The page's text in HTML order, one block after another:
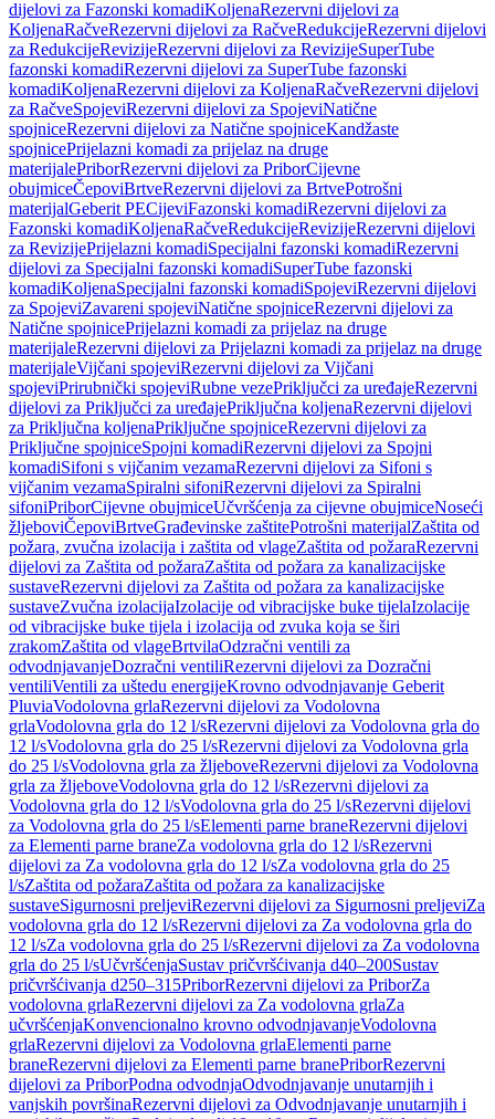
dijelovi za Fazonski komadiKoljenaRezervni dijelovi za
KoljenaRačveRezervni dijelovi za RačveRedukcijeRezervni dijelovi
za RedukcijeRevizijeRezervni dijelovi za RevizijeSuperTube
fazonski komadiRezervni dijelovi za SuperTube fazonski
komadiKoljenaRezervni dijelovi za KoljenaRačveRezervni dijelovi
za RačveSpojeviRezervni dijelovi za SpojeviNatične
spojniceRezervni dijelovi za Natične spojniceKandžaste
spojnicePrijelazni komadi za prijelaz na druge
materijalePriborRezervni dijelovi za PriborCijevne
obujmiceČepoviBrtveRezervni dijelovi za BrtvePotrošni
materijalGeberit PECijeviFazonski komadiRezervni dijelovi za
Fazonski komadiKoljenaRačveRedukcijeRevizijeRezervni dijelovi
za RevizijePrijelazni komadiSpecijalni fazonski komadiRezervni
dijelovi za Specijalni fazonski komadiSuperTube fazonski
komadiKoljenaSpecijalni fazonski komadiSpojeviRezervni dijelovi
za SpojeviZavareni spojeviNatične spojniceRezervni dijelovi za
Natične spojnicePrijelazni komadi za prijelaz na druge
materijaleRezervni dijelovi za Prijelazni komadi za prijelaz na druge
materijaleVijčani spojeviRezervni dijelovi za Vijčani
spojeviPrirubnički spojeviRubne vezePriključci za uređajeRezervni
dijelovi za Priključci za uređajePriključna koljenaRezervni dijelovi
za Priključna koljenaPriključne spojniceRezervni dijelovi za
Priključne spojniceSpojni komadiRezervni dijelovi za Spojni
komadiSifoni s vijčanim vezamaRezervni dijelovi za Sifoni s
vijčanim vezamaSpiralni sifoniRezervni dijelovi za Spiralni
sifoniPriborCijevne obujmiceUčvršćenja za cijevne obujmiceNoseći
žljeboviČepoviBrtveGrađevinske zaštitePotrošni materijalZaštita od
požara, zvučna izolacija i zaštita od vlageZaštita od požaraRezervni
dijelovi za Zaštita od požaraZaštita od požara za kanalizacijske
sustaveRezervni dijelovi za Zaštita od požara za kanalizacijske
sustaveZvučna izolacijaIzolacije od vibracijske buke tijelaIzolacije
od vibracijske buke tijela i izolacija od zvuka koja se širi
zrakomZaštita od vlageBrtvilaOdzračni ventili za
odvodnjavanjeDozračni ventiliRezervni dijelovi za Dozračni
ventiliVentili za uštedu energijeKrovno odvodnjavanje Geberit
PluviaVodolovna grlaRezervni dijelovi za Vodolovna
grlaVodolovna grla do 12 l/sRezervni dijelovi za Vodolovna grla do
12 l/sVodolovna grla do 25 l/sRezervni dijelovi za Vodolovna grla
do 25 l/sVodolovna grla za žljeboveRezervni dijelovi za Vodolovna
grla za žljeboveVodolovna grla do 12 l/sRezervni dijelovi za
Vodolovna grla do 12 l/sVodolovna grla do 25 l/sRezervni dijelovi
za Vodolovna grla do 25 l/sElementi parne braneRezervni dijelovi
za Elementi parne braneZa vodolovna grla do 12 l/sRezervni
dijelovi za Za vodolovna grla do 12 l/sZa vodolovna grla do 25
l/sZaštita od požaraZaštita od požara za kanalizacijske
sustaveSigurnosni preljeviRezervni dijelovi za Sigurnosni preljeviZa
vodolovna grla do 12 l/sRezervni dijelovi za Za vodolovna grla do
12 l/sZa vodolovna grla do 25 l/sRezervni dijelovi za Za vodolovna
grla do 25 l/sUčvršćenjaSustav pričvršćivanja d40–200Sustav
pričvršćivanja d250–315PriborRezervni dijelovi za PriborZa
vodolovna grlaRezervni dijelovi za Za vodolovna grlaZa
učvršćenjaKonvencionalno krovno odvodnjavanjeVodolovna
grlaRezervni dijelovi za Vodolovna grlaElementi parne
braneRezervni dijelovi za Elementi parne branePriborRezervni
dijelovi za PriborPodna odvodnjaOdvodnjavanje unutarnjih i
vanjskih površinaRezervni dijelovi za Odvodnjavanje unutarnjih i